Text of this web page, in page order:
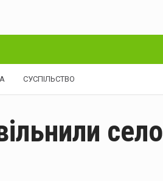
СУСПІЛЬСТВО
село